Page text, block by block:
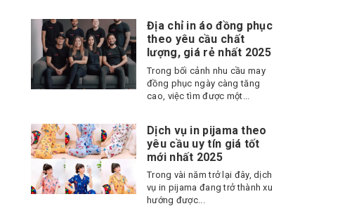
Địa chỉ in áo đồng phục
theo yêu cầu chất
lượng, giá rẻ nhất 2025
Trong bối cảnh nhu cầu may
đồng phục ngày càng tăng
cao, việc tìm được một...
Dịch vụ in pijama theo
yêu cầu uy tín giá tốt
mới nhất 2025
Trong vài năm trở lại đây, dịch
vụ in pijama đang trở thành xu
hướng được...